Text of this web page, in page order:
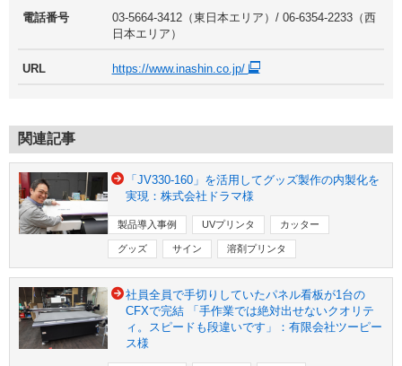
電話番号
03-5664-3412（東日本エリア）/ 06-6354-2233（西
日本エリア）
URL https://www.inashin.co.jp/
関連記事
「JV330-160」を活用してグッズ製作の内製化を
実現：株式会社ドラマ様
製品導入事例 UVプリンタ カッター
グッズ サイン 溶剤プリンタ
社員全員で手切りしていたパネル看板が1台の
CFXで完結 「手作業では絶対出せないクオリテ
ィ。スピードも段違いです」：有限会社ツーピー
ス様